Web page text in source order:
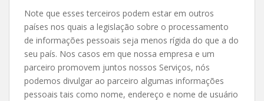
Note que esses terceiros podem estar em outros
países nos quais a legislação sobre o processamento
de informações pessoais seja menos rígida do que a do
seu país. Nos casos em que nossa empresa e um
parceiro promovem juntos nossos Serviços, nós
podemos divulgar ao parceiro algumas informações
pessoais tais como nome, endereço e nome de usuário